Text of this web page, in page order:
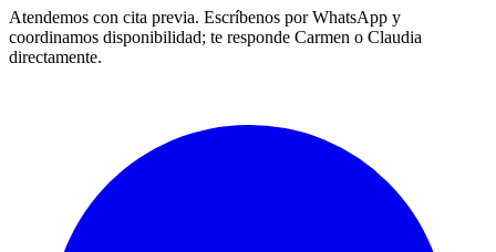
Atendemos con cita previa. Escríbenos por WhatsApp y
coordinamos disponibilidad; te responde Carmen o Claudia
directamente.